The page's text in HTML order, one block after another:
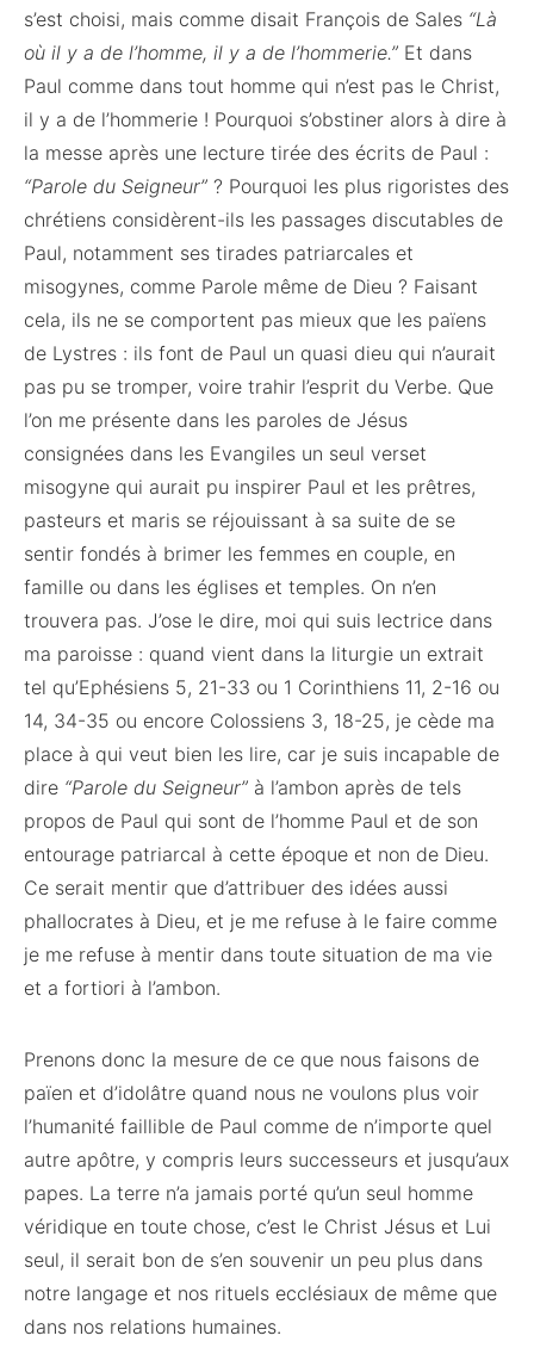
s’est choisi, mais comme disait François de Sales “Là
où il y a de l’homme, il y a de l’hommerie.” Et dans
Paul comme dans tout homme qui n’est pas le Christ,
il y a de l’hommerie ! Pourquoi s’obstiner alors à dire à
la messe après une lecture tirée des écrits de Paul :
“Parole du Seigneur” ? Pourquoi les plus rigoristes des
chrétiens considèrent-ils les passages discutables de
Paul, notamment ses tirades patriarcales et
misogynes, comme Parole même de Dieu ? Faisant
cela, ils ne se comportent pas mieux que les païens
de Lystres : ils font de Paul un quasi dieu qui n’aurait
pas pu se tromper, voire trahir l’esprit du Verbe. Que
l’on me présente dans les paroles de Jésus
consignées dans les Evangiles un seul verset
misogyne qui aurait pu inspirer Paul et les prêtres,
pasteurs et maris se réjouissant à sa suite de se
sentir fondés à brimer les femmes en couple, en
famille ou dans les églises et temples. On n’en
trouvera pas. J’ose le dire, moi qui suis lectrice dans
ma paroisse : quand vient dans la liturgie un extrait
tel qu’Ephésiens 5, 21-33 ou 1 Corinthiens 11, 2-16 ou
14, 34-35 ou encore Colossiens 3, 18-25, je cède ma
place à qui veut bien les lire, car je suis incapable de
dire “Parole du Seigneur” à l’ambon après de tels
propos de Paul qui sont de l’homme Paul et de son
entourage patriarcal à cette époque et non de Dieu.
Ce serait mentir que d’attribuer des idées aussi
phallocrates à Dieu, et je me refuse à le faire comme
je me refuse à mentir dans toute situation de ma vie
et a fortiori à l’ambon.
Prenons donc la mesure de ce que nous faisons de
païen et d’idolâtre quand nous ne voulons plus voir
l’humanité faillible de Paul comme de n’importe quel
autre apôtre, y compris leurs successeurs et jusqu’aux
papes. La terre n’a jamais porté qu’un seul homme
véridique en toute chose, c’est le Christ Jésus et Lui
seul, il serait bon de s’en souvenir un peu plus dans
notre langage et nos rituels ecclésiaux de même que
dans nos relations humaines.